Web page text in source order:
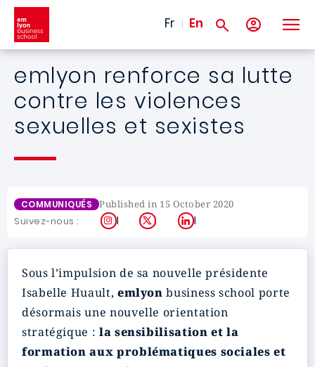
Skip to main content
Fr En
emlyon renforce sa lutte
contre les violences
sexuelles et sexistes
COMMUNIQUÉS Published in 15 October 2020
Suivez-nous : Instagram
X LinkedIn
Sous l’impulsion de sa nouvelle présidente
Isabelle Huault, emlyonbusiness school porte
désormais une nouvelle orientation
stratégique : la sensibilisation et la
formation aux problématiques sociales et